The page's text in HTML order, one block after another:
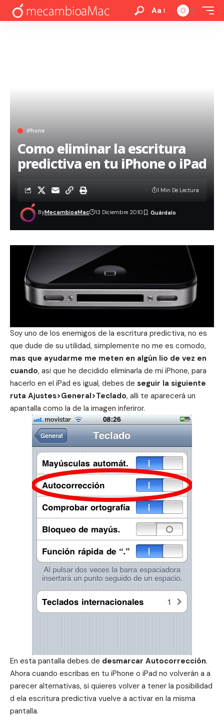
Aa
iPhone
Como eliminar la escritura
predictiva en tu iPhone o iPad
ByMecambioaMac 13 Diciembre 2010
1 Min De Lectura
Soy uno de los enemigos de la escritura predictiva, no es
que dude de su utilidad, simplemente no me es comodo,
mas que ayudarme me meten en algún lio de vez en
cuando, asi que he decidido eliminarla de mi iPhone, para
hacerlo en el iPad es igual, debes de seguir la siguiente
ruta Ajustes>General>Teclado, alli te aparecerá un
apantalla como la de la imagen inferiror.
En esta pantalla debes de desmarcar Autocorrección.
Ahora cuando escribas en tu iPhone o iPad no volverán a a
parecer alternativas, si quieres volver a tener la posibilidad
d ela escritura predictiva vuelve a activar en la misma
pantalla.